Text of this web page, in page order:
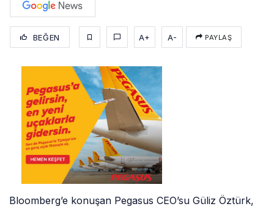
BEĞEN A+ A- PAYLAŞ
Bloomberg’e konuşan Pegasus CEO’su Güliz Öztürk,